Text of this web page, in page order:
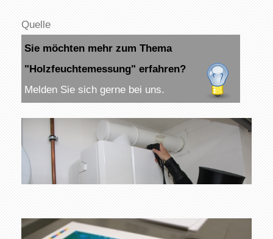
Quelle
Sie möchten mehr zum Thema
"Holzfeuchtemessung" erfahren?
Melden Sie sich gerne bei uns.